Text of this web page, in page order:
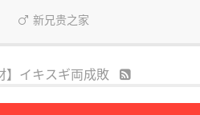
新兄贵之家
】イキスギ両成敗